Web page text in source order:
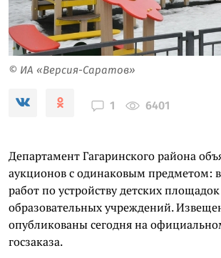
© ИА «Версия-Саратов»
1 6401
Департамент Гагаринского района
аукционов с одинаковым предметом:
работ по устройству детских
образовательных учреждений.
опубликованы сегодня на
госзаказа.